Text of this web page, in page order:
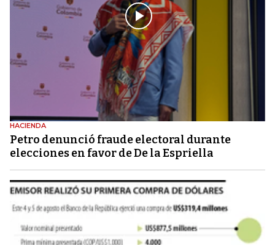
HACIENDA
Petro denunció fraude electoral durante
elecciones en favor de De la Espriella